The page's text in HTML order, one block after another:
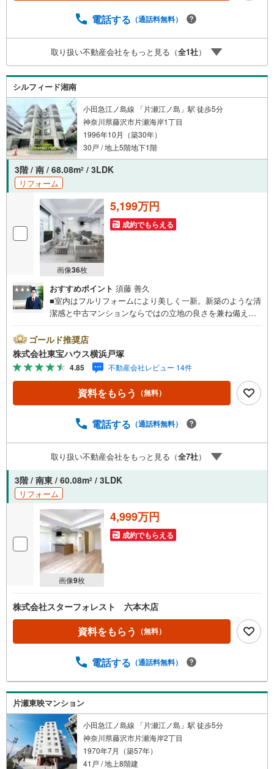
限は付与日から60日です。ーーーーーーーーーーーーーー
0.95％（変動金利）※上記金利は 2026年8月時点 のもので
あり、実際の適用金利は融資実行時のものとなります。金
利情勢により表記の返済額と異なる場合があります。ーー
ーーーーーーーーーーーーーーーーーーーーーーー
電話する （通話料無料）
取り扱い不動産会社をもっと見る（全1社）
シルフィード湘南
小田急江ノ島線 「片瀬江ノ島」駅 徒歩5分
神奈川県藤沢市片瀬海岸1丁目
1996年10月（築30年）
30戸 / 地上5階地下1階
3階 / 南 / 68.08m2 / 3LDK
リフォーム
画像36枚
5,199万円
成約でもらえる
おすすめポイント 須藤 善久
■室内はフルリフォームにより美しく一新。新築のような清
潔感と中古マンションならではの立地の良さを兼ね備え
まで徒歩5分の好立地。都心へのアクセスとリゾート感のあ
る暮らしを両立できる湘南らしい住環境が魅力！■ペット飼
育可能♪（細則有）＝＝＝＝＝＝＝＝＝＝＝＝＝＝＝【東
宝ハウス横浜戸塚】提携銀行 じぶん銀行利用可 *がん100％
保証団信＋全疾病保障付き＝＝＝＝＝＝＝＝＝＝＝＝＝＝
＝○現地見学会（事前に必ずお問い合わせください）毎日、
迎え、最寄駅でお待ち合わせ、弊社へのご来社等ご相談下
プランにあった資金計画や、住宅ローンのご相談など。○キ
ッズスペースもご用意しております○お車の無料提携駐車場
がございます詳しくは営業スタッフよりお伝えさせて頂き
ます。なんでもお気軽にお申し付けくださいませ。
ゴールド推奨店
株式会社東宝ハウス横浜戸塚
4.85 不動産会社レビュー 14件
資料をもらう （無料）
電話する （通話料無料）
取り扱い不動産会社をもっと見る（全7社）
3階 / 南東 / 60.08m2 / 3LDK
リフォーム
画像9枚
4,999万円
成約でもらえる
株式会社スターフォレスト 六本木店
資料をもらう （無料）
電話する （通話料無料）
片瀬東映マンション
小田急江ノ島線 「片瀬江ノ島」駅 徒歩5分
神奈川県藤沢市片瀬海岸2丁目
1970年7月（築57年）
41戸 / 地上8階建